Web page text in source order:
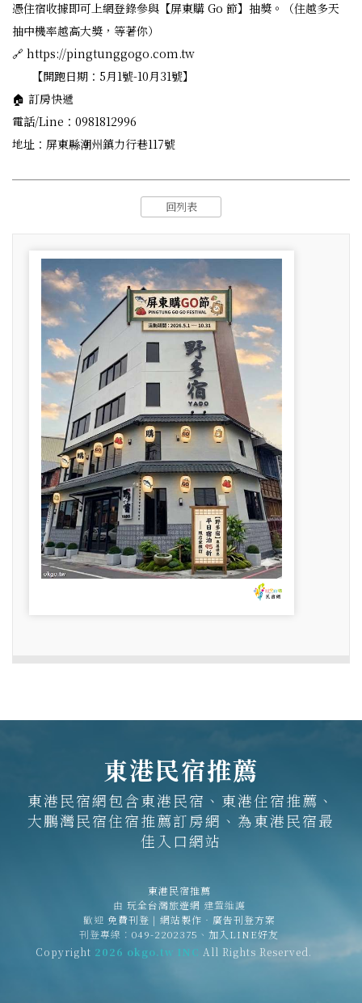
憑住宿收據即可上網登錄參與【屏東購 Go 節】抽獎。（住越多天
抽中機率越高大獎，等著你）
🔗 https://pingtunggogo.com.tw
【開跑日期：5月1號-10月31號】
🏠 訂房快遞
電話/Line：0981812996
地址：屏東縣潮州鎮力行巷117號
回列表
東港民宿推薦
東港民宿網包含東港民宿、東港住宿推薦、
大鵬灣民宿住宿推薦訂房網、為東港民宿最
佳入口網站
東港民宿推薦
由 玩全台灣旅遊網 建置維護
歡迎 免費刊登 | 網站製作‧廣告刊登方案
刊登專線： 049-2202375 、 加入LINE好友
Copyright 2026 okgo.tw INC All Rights Reserved.